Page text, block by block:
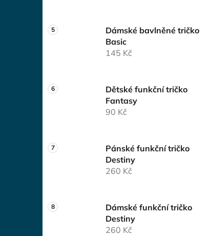
Dámské bavlněné tričko
Basic
145 Kč
Dětské funkční tričko
Fantasy
90 Kč
Pánské funkční tričko
Destiny
260 Kč
Dámské funkční tričko
Destiny
260 Kč